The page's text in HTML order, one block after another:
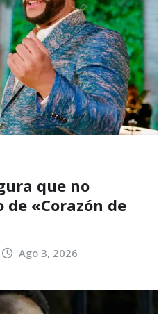
que no
«Corazón de
Ago 3, 2026